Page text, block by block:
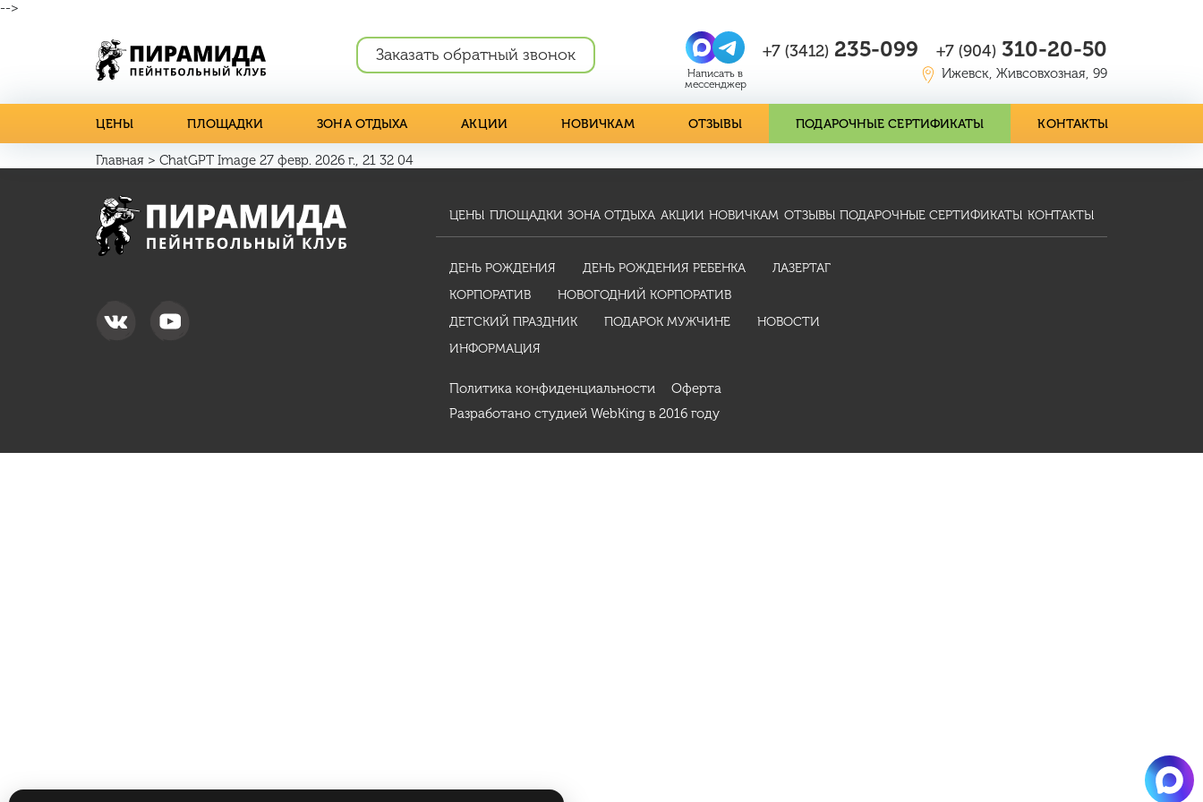
-->
Заказать обратный звонок +7 (3412) 235-099 +7 (904) 310-20-50
Ижевск, Живсовхозная, 99
ЦЕНЫ ПЛОЩАДКИ ЗОНА ОТДЫХА АКЦИИ НОВИЧКАМ ОТЗЫВЫ ПОДАРОЧНЫЕ СЕРТИФИКАТЫ КОНТАКТЫ
Главная > ChatGPT Image 27 февр. 2026 г., 21 32 04
ЦЕНЫ ПЛОЩАДКИ ЗОНА ОТДЫХА АКЦИИ НОВИЧКАМ ОТЗЫВЫ ПОДАРОЧНЫЕ СЕРТИФИКАТЫ КОНТАКТЫ
ДЕНЬ РОЖДЕНИЯ ДЕНЬ РОЖДЕНИЯ РЕБЕНКА
ЛАЗЕРТАГ
КОРПОРАТИВ
НОВОГОДНИЙ КОРПОРАТИВ
ДЕТСКИЙ ПРАЗДНИК
ПОДАРОК МУЖЧИНЕ
НОВОСТИ
ИНФОРМАЦИЯ
Политика конфиденциальности
Оферта
Разработано студией WebKing в 2016 году